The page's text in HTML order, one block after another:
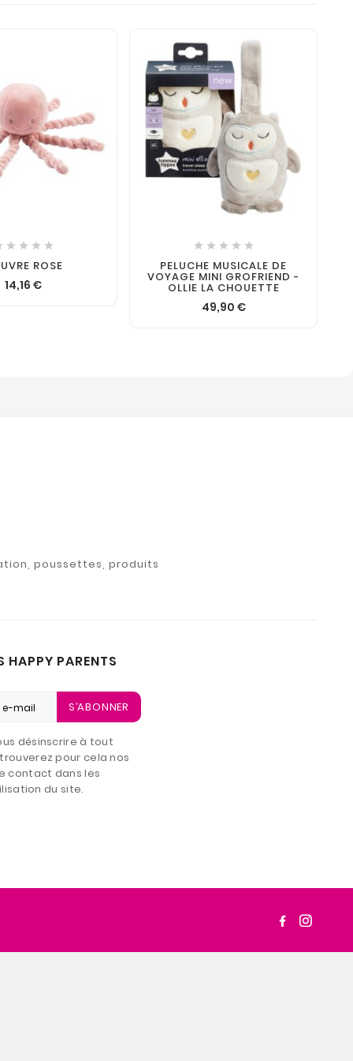
   
ROSE
14,16 €
    
PELUCHE MUSICALE DE
VOYAGE MINI GROFRIEND -
OLLIE LA CHOUETTE
49,90 €
poussettes, produits
HAPPY PARENTS
S’ABONNER
désinscrire à tout
pour cela nos
contact dans les
du site.